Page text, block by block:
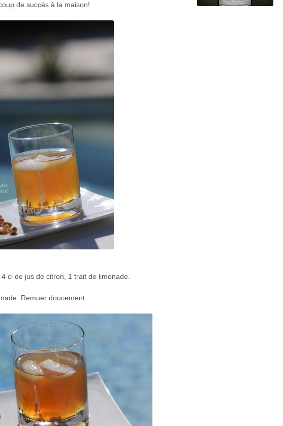
de succès à la maison!
cl de jus de citron, 1 trait de limonade.
Remuer doucement.